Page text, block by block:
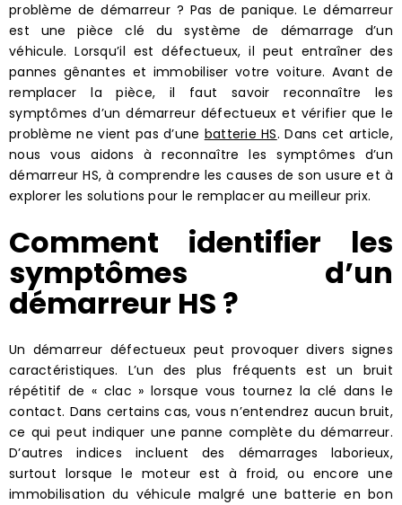
problème de démarreur ? Pas de panique. Le démarreur
est une pièce clé du système de démarrage d’un
véhicule. Lorsqu’il est défectueux, il peut entraîner des
pannes gênantes et immobiliser votre voiture. Avant de
remplacer la pièce, il faut savoir reconnaître les
symptômes d’un démarreur défectueux et vérifier que le
problème ne vient pas d’une batterie HS.Dans cet article,
nous vous aidons à reconnaître les symptômes d’un
démarreur HS, à comprendre les causes de son usure et à
explorer les solutions pour le remplacer au meilleur prix.
Comment identifier les
symptômes d’un
démarreur HS ?
Un démarreur défectueux peut provoquer divers signes
caractéristiques. L’un des plus fréquents est un bruit
répétitif de « clac » lorsque vous tournez la clé dans le
contact. Dans certains cas, vous n’entendrez aucun bruit,
ce qui peut indiquer une panne complète du démarreur.
D’autres indices incluent des démarrages laborieux,
surtout lorsque le moteur est à froid, ou encore une
immobilisation du véhicule malgré une batterie en bon